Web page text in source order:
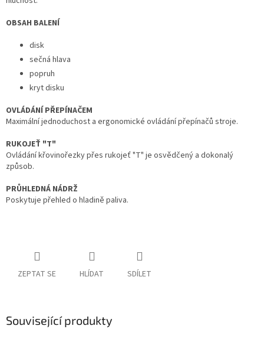
OBSAH BALENÍ
disk
sečná hlava
popruh
kryt disku
OVLÁDÁNÍ PŘEPÍNAČEM
Maximální jednoduchost a ergonomické ovládání přepínačů stroje.
RUKOJEŤ "T"
Ovládání křovinořezky přes rukojeť "T" je osvědčený a dokonalý
způsob.
PRŮHLEDNÁ NÁDRŽ
Poskytuje přehled o hladině paliva.
ZEPTAT SE HLÍDAT SDÍLET
Související produkty